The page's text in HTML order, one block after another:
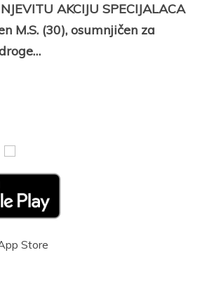
AKCIJU SPECIJALACA
M.S. (30), osumnjičen za